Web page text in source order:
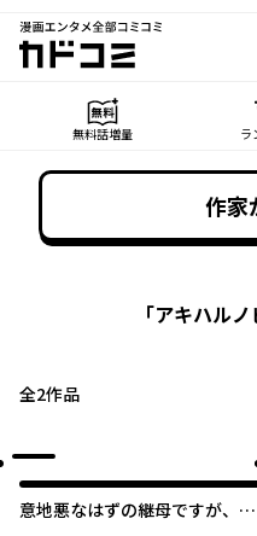
漫画エンタメ全部コミコミ
カドコミ
無料話増量 ラ
作家
「アキハルノ
全2作品
意地悪なはずの継母ですが、家